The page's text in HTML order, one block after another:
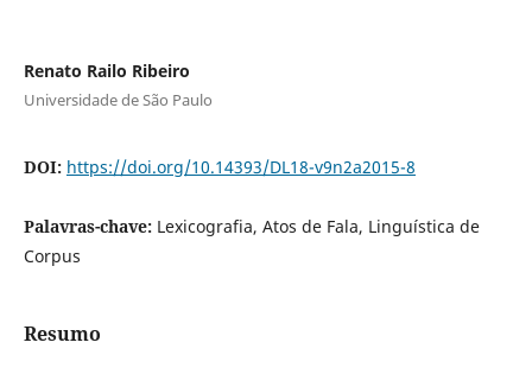
Renato Railo Ribeiro
Universidade de São Paulo
DOI: https://doi.org/10.14393/DL18-v9n2a2015-8
Palavras-chave: Lexicografia, Atos de Fala, Linguística de
Corpus
Resumo